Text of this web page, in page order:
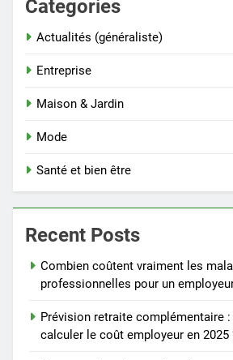
Categories
Actualités (généraliste)
Entreprise
Maison & Jardin
Mode
Santé et bien être
Recent Posts
Combien coûtent vraiment les
professionnelles pour un
Prévision retraite complémentaire
calculer le coût employeur en 2025